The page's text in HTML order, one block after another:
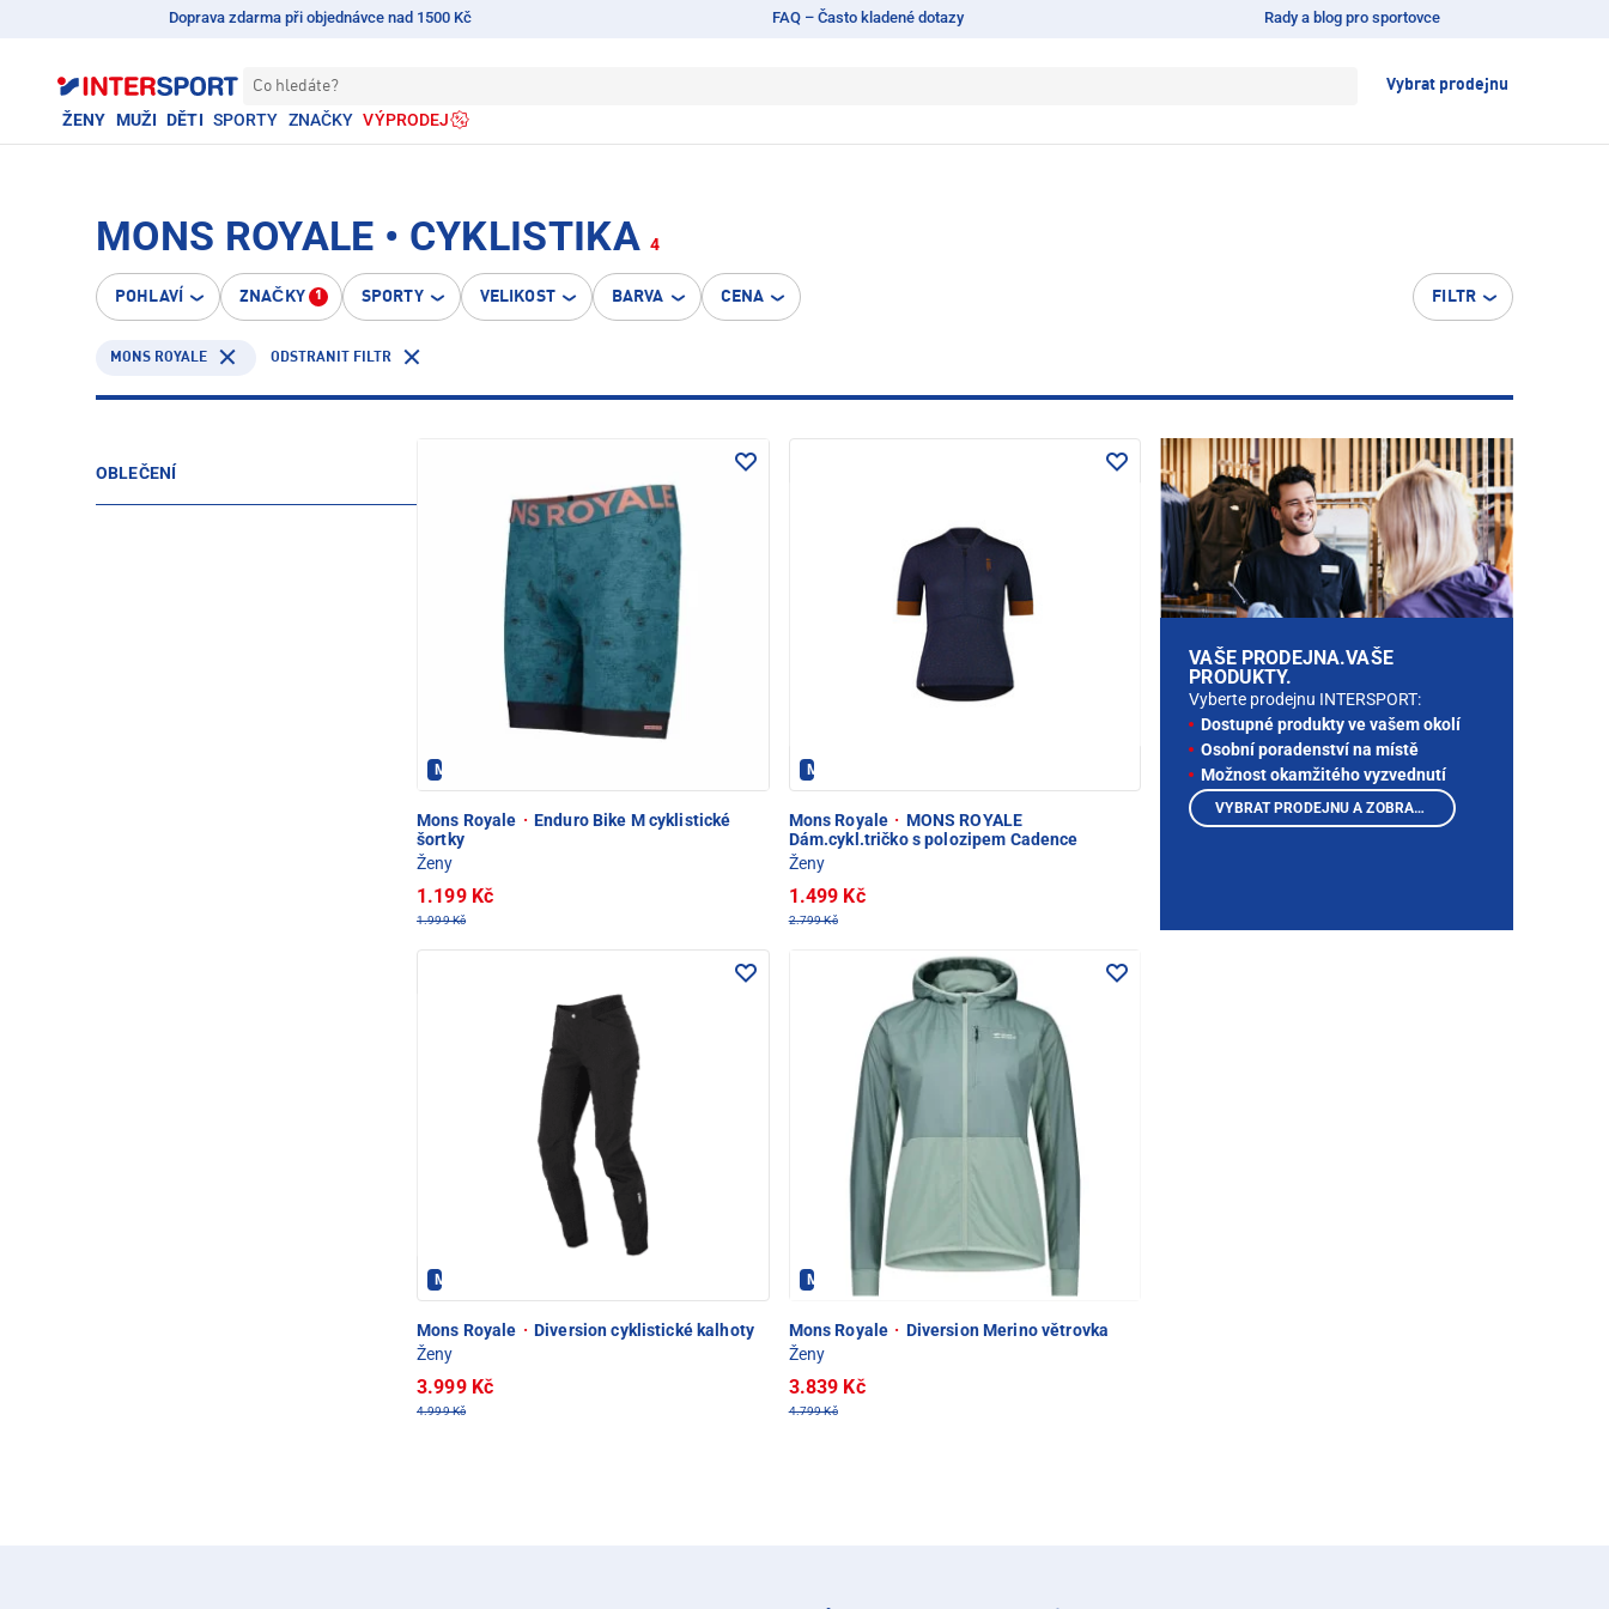
Doprava zdarma při objednávce nad 1500 Kč FAQ – Často kladené dotazy Rady a blog pro sportovce
Co hledáte? Vybrat prodejnu
ŽENY MUŽI DĚTI SPORTY ZNAČKY VÝPRODEJ
MONS ROYALE • CYKLISTIKA 4
POHLAVÍ ZNAČKY 1 SPORTY VELIKOST BARVA CENA FILTR
MONS ROYALE ODSTRANIT FILTR
OBLEČENÍ
Mons Royale - PEC POD SNĚŽKOU
Mons Royale · Enduro Bike M cyklistické
šortky
Ženy
1.199 Kč
1.999 Kč
Mons Royale - PEC POD SNĚŽKOU
Mons Royale · MONS ROYALE
Dám.cykl.tričko s polozipem Cadence
Ženy
1.499 Kč
2.799 Kč
Mons Royale - PEC POD SNĚŽKOU
Mons Royale · Diversion cyklistické kalhoty
Ženy
3.999 Kč
4.999 Kč
Mons Royale - PEC POD SNĚŽKOU
Mons Royale · Diversion Merino větrovka
Ženy
3.839 Kč
4.799 Kč
VAŠE PRODEJNA.VAŠE
PRODUKTY.
Vyberte prodejnu INTERSPORT:
Dostupné produkty ve vašem okolí
Osobní poradenství na místě
Možnost okamžitého vyzvednutí
VYBRAT PRODEJNU A ZOBRAZIT PRODUKTY